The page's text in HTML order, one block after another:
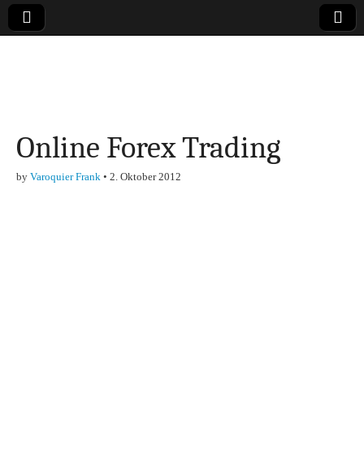
Finanzen,
Marketing-, Vertrieb-
Online Forex Trading
by Varoquier Frank • 2. Oktober 2012